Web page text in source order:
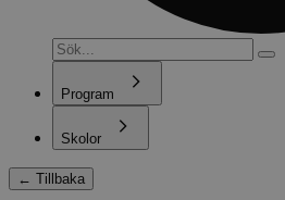
Program
Skolor
← Tillbaka